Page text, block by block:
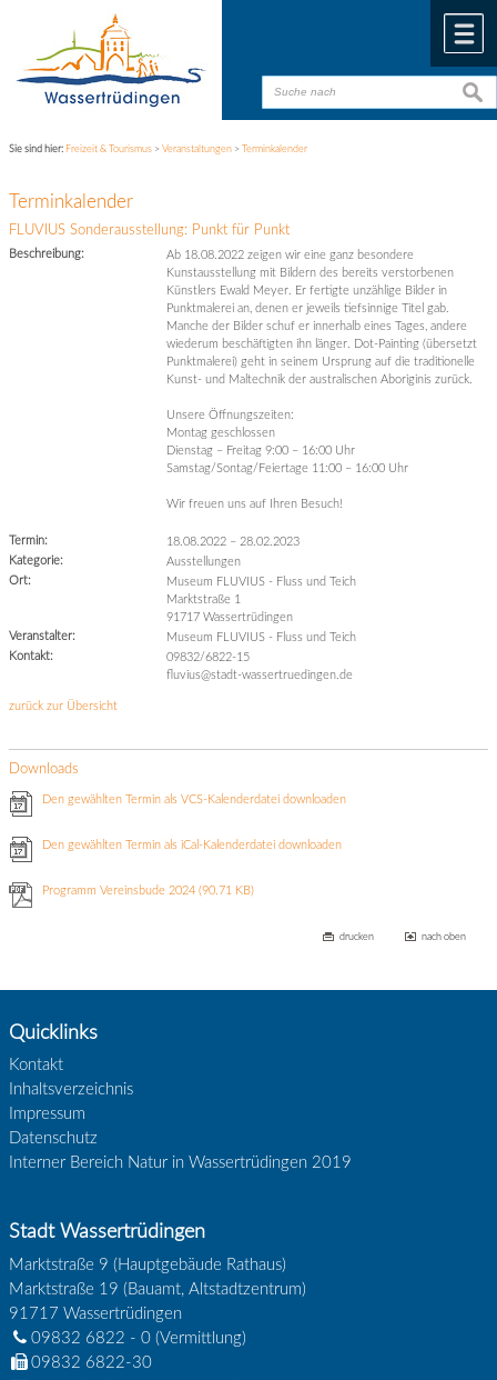
Sie sind hier: Freizeit & Tourismus >Veranstaltungen > Terminkalender
Terminkalender
FLUVIUS Sonderausstellung: Punkt für Punkt
Beschreibung:
Ab 18.08.2022 zeigen wir eine ganz besondere
Kunstausstellung mit Bildern des bereits verstorbenen
Künstlers Ewald Meyer. Er fertigte unzählige Bilder in
Punktmalerei an, denen er jeweils tiefsinnige Titel gab.
Manche der Bilder schuf er innerhalb eines Tages, andere
wiederum beschäftigten ihn länger. Dot-Painting (übersetzt
Punktmalerei) geht in seinem Ursprung auf die traditionelle
Kunst- und Maltechnik der australischen Aboriginis zurück.
Unsere Öffnungszeiten:
Montag geschlossen
Dienstag – Freitag 9:00 – 16:00 Uhr
Samstag/Sontag/Feiertage 11:00 – 16:00 Uhr
Wir freuen uns auf Ihren Besuch!
Termin: 18.08.2022 –28.02.2023
Kategorie:
Ausstellungen
Ort:
Museum FLUVIUS - Fluss und Teich
Marktstraße 1
91717 Wassertrüdingen
Veranstalter:
Museum FLUVIUS - Fluss und Teich
Kontakt:
09832/6822-15
fluvius@stadt-wassertruedingen.de
zurück zur Übersicht
Downloads
Den gewählten Termin als VCS-Kalenderdatei downloaden
Den gewählten Termin als iCal-Kalenderdatei downloaden
Programm Vereinsbude 2024(90.71 KB)
drucken nach oben
Quicklinks
Kontakt
Inhaltsverzeichnis
Impressum
Datenschutz
Interner Bereich Natur in Wassertrüdingen 2019
Stadt Wassertrüdingen
Marktstraße 9 (Hauptgebäude Rathaus)
Marktstraße 19 (Bauamt, Altstadtzentrum)
91717 Wassertrüdingen
09832 6822 - 0(Vermittlung)
09832 6822-30